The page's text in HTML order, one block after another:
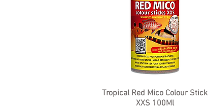
Tropical Red Mico Colour Stick
XXS 100Ml